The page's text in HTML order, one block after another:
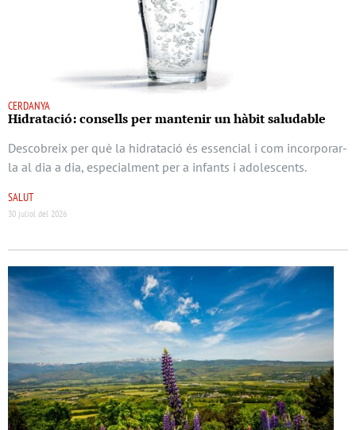
CERDANYA
Hidratació: consells per mantenir un hàbit saludable
Descobreix per què la hidratació és essencial i com incorporar-
la al dia a dia, especialment per a infants i adolescents.
SALUT
30 juliol del 2026